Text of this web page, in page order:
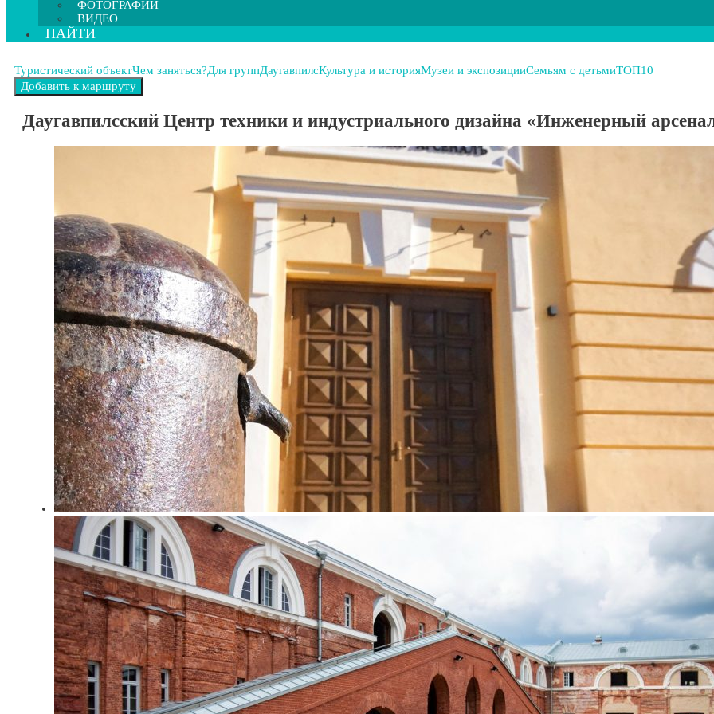
ФОТОГРАФИИ
ВИДЕО
НАЙТИ
Туристический объектЧем заняться?Для группДаугавпилсКультура и историяМузеи и экспозицииСемьям с детьмиТОП10
Даугавпилсский Центр техники и индустриального дизайна «Инженерный